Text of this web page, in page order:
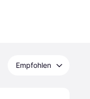
Empfohlen